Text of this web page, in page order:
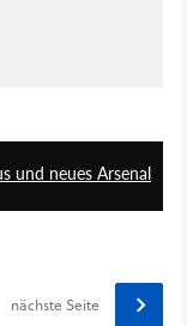
und neues Arsenal
nächste Seite